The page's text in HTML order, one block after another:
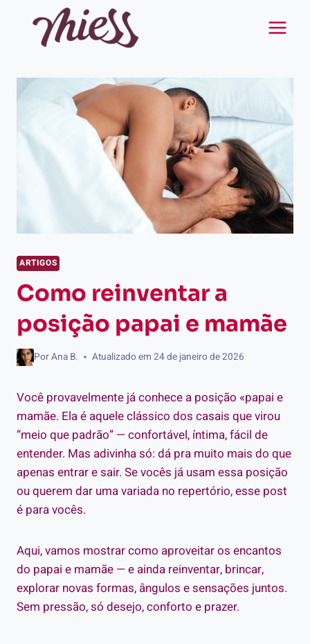
ARTIGOS
Como reinventar a
posição papai e mamãe
PorAna B. Atualizado em 24 de janeiro de 2026
Você provavelmente já conhece a posição «papai e
mamãe. Ela é aquele clássico dos casais que virou
“meio que padrão” — confortável, íntima, fácil de
entender. Mas adivinha só: dá pra muito mais do que
apenas entrar e sair. Se vocês já usam essa posição
ou querem dar uma variada no repertório, esse post
é para vocês.
Aqui, vamos mostrar como aproveitar os encantos
do papai e mamãe — e ainda reinventar, brincar,
explorar novas formas, ângulos e sensações juntos.
Sem pressão, só desejo, conforto e prazer.